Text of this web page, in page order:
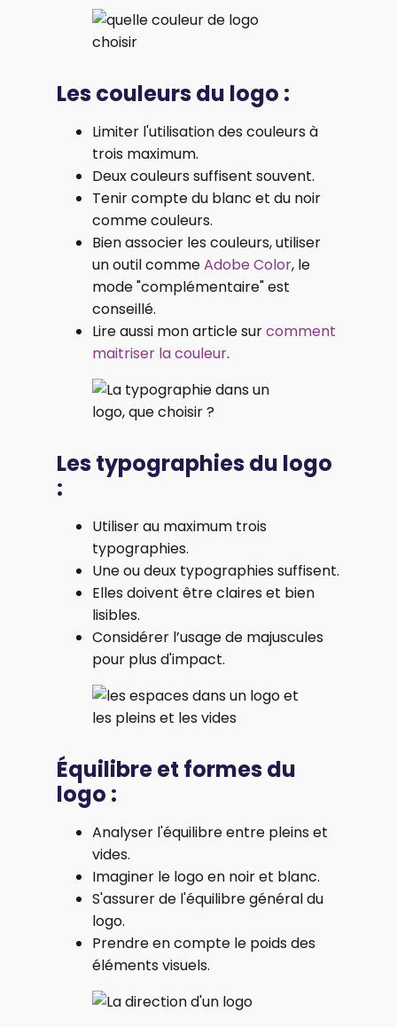
Les couleurs du logo :
Limiter l'utilisation des couleurs à
trois maximum.
Deux couleurs suffisent souvent.
Tenir compte du blanc et du noir
comme couleurs.
Bien associer les couleurs, utiliser
un outil commeAdobe Color, le
mode "complémentaire" est
conseillé.
Lire aussi mon article surcomment
maitriser la couleur.
Les typographies du logo
:
Utiliser au maximum trois
typographies.
Une ou deux typographies suffisent.
Elles doivent être claires et bien
lisibles.
Considérer l’usage de majuscules
pour plus d'impact.
Équilibre et formes du
logo :
Analyser l'équilibre entre pleins et
vides.
Imaginer le logo en noir et blanc.
S'assurer de l'équilibre général du
logo.
Prendre en compte le poids des
éléments visuels.